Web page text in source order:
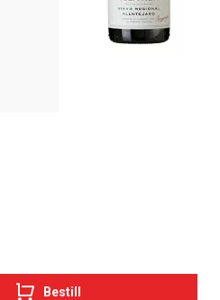
Bestill